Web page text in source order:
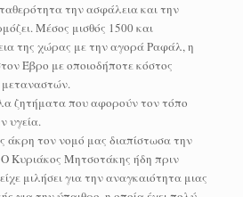
την ασφάλεια και την
Μέσος μισθός 1500 και
της χώρας με την αγορά Ραφάλ, η
Έβρο με οποιοδήποτε κόστος
μεταναστών.
ζητήματα που αφορούν τον τόπο
υγεία.
άκρη τον νομό μας διαπίστωσα την
Κυριάκος Μητσοτάκης ήδη πριν
μιλήσει για την αναγκαιότητα μιας